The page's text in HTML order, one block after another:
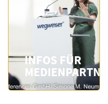
INFOS FÜR
MEDIENPARTNER